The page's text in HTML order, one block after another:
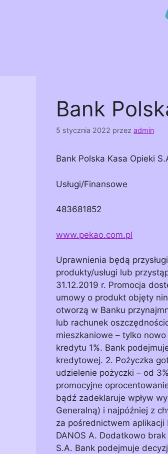
Bank
5 stycznia 2022 przez admin
Bank Polska Kasa Opieki
Usługi/Finansowe
483681852
www.pekao.com.pl
Uprawnienia będą
produkty/usługi lub
31.12.2019 r. Promocja
umowy o produkt objęty
otworzą w Banku
lub rachunek
mieszkaniowe – tylko
kredytu 1%. Bank
kredytowej. 2. Pożyczka
udzielenie pożyczki – od
promocyjne
bądź zadeklaruje wpływ
Generalną) i najpóźniej z
za pośrednictwem
DANOS A. Dodatkowo
S.A. Bank podejmuje